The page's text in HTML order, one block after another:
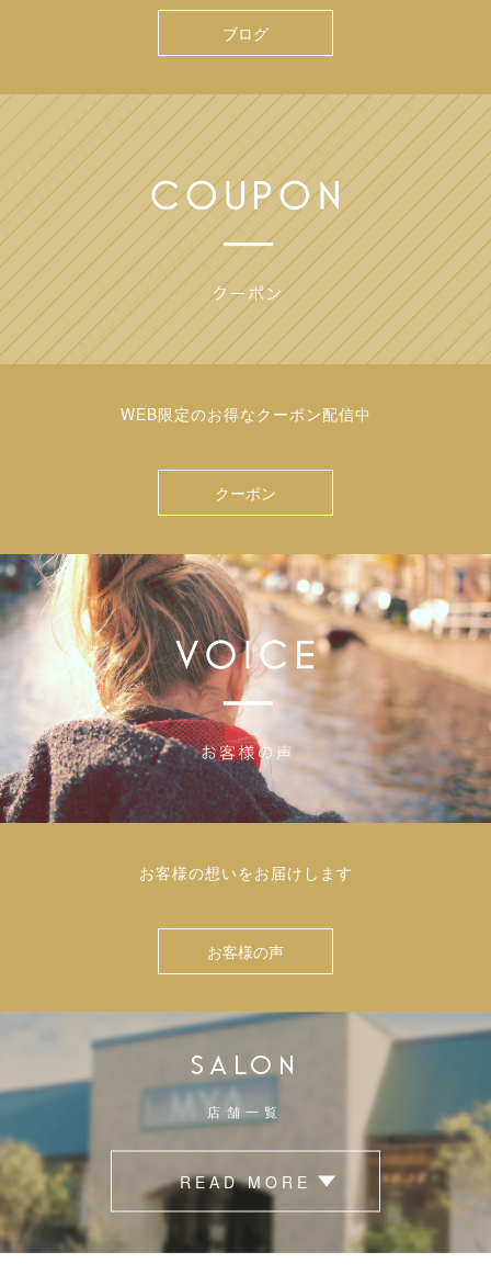
ブログ
WEB限定のお得なクーポン配信中
クーポン
お客様の想いをお届けします
お客様の声
SALON
店舗一覧
READ MORE